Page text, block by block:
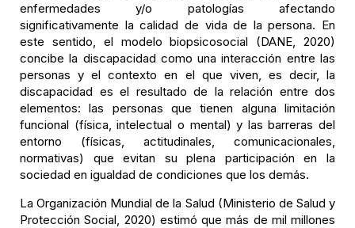
enfermedades y/o patologías afectando
significativamente la calidad de vida de la persona. En
este sentido, el modelo biopsicosocial (DANE, 2020)
concibe la discapacidad como una interacción entre las
personas y el contexto en el que viven, es decir, la
discapacidad es el resultado de la relación entre dos
elementos: las personas que tienen alguna limitación
funcional (física, intelectual o mental) y las barreras del
entorno (físicas, actitudinales, comunicacionales,
normativas) que evitan su plena participación en la
sociedad en igualdad de condiciones que los demás.
La Organización Mundial de la Salud (Ministerio de Salud y
Protección Social, 2020) estimó que más de mil millones